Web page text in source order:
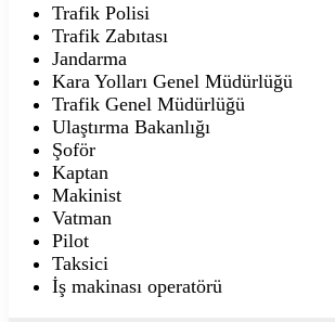
Trafik Polisi
Trafik Zabıtası
Jandarma
Kara Yolları Genel Müdürlüğü
Trafik Genel Müdürlüğü
Ulaştırma Bakanlığı
Şoför
Kaptan
Makinist
Vatman
Pilot
Taksici
İş makinası operatörü